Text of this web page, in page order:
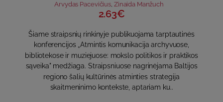
Arvydas Pacevičius Zinaida Manžuch
2.63€
Šiame straipsnių rinkinyje publikuojama tarptautinės
konferencijos „Atmintis komunikacija archyvuose,
bibliotekose ir muziejuose: mokslo politikos ir praktikos
sąveika" medžiaga. Straipsniuose nagrinėjama Baltijos
regiono šalių kultūrinės atminties strategija
skaitmeninimo kontekste, aptariam ku..